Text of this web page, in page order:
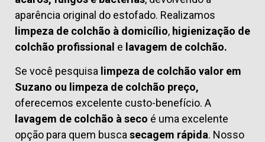
aparência original do estofado. Realizamos
limpeza de colchão à domicílio, higienização de
colchão profissional e lavagem de colchão.
Se você pesquisa limpeza de colchão valor em
Suzano ou limpeza de colchão preço,
oferecemos excelente custo-benefício. A
lavagem de colchão à seco é uma excelente
opção para quem busca secagem rápida. Nosso